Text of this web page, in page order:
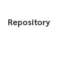
Repository